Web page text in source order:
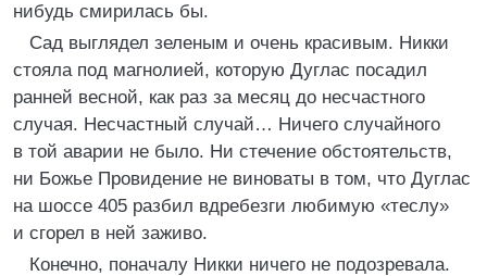
нибудь смирилась бы.
Сад выглядел зеленым и очень красивым. Никки
стояла под магнолией, которую Дуглас посадил
ранней весной, как раз за месяц до несчастного
случая. Несчастный случай… Ничего случайного
в той аварии не было. Ни стечение обстоятельств,
ни Божье Провидение не виноваты в том, что Дуглас
на шоссе 405 разбил вдребезги любимую «теслу»
и сгорел в ней заживо.
Конечно, поначалу Никки ничего не подозревала.